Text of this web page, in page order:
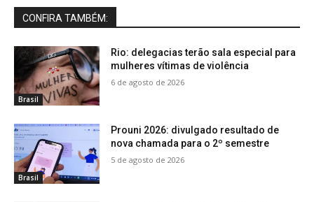
CONFIRA TAMBÉM:
Brasil
Rio: delegacias terão sala especial para
mulheres vítimas de violência
6 de agosto de 2026
Brasil
Prouni 2026: divulgado resultado de
nova chamada para o 2º semestre
5 de agosto de 2026